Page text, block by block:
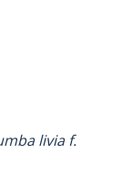
livia f.